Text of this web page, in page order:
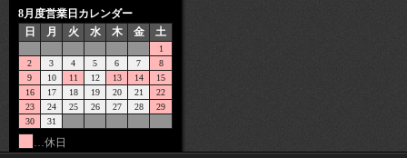
8月度営業日カレンダー
日
月 火 水 木 金 土
1
2
3 4 5 6 7
8
9
10 11 12 13 14
15
16
17 18 19 20 21
22
23
24 25 26 27 28
29
30
31
…休日